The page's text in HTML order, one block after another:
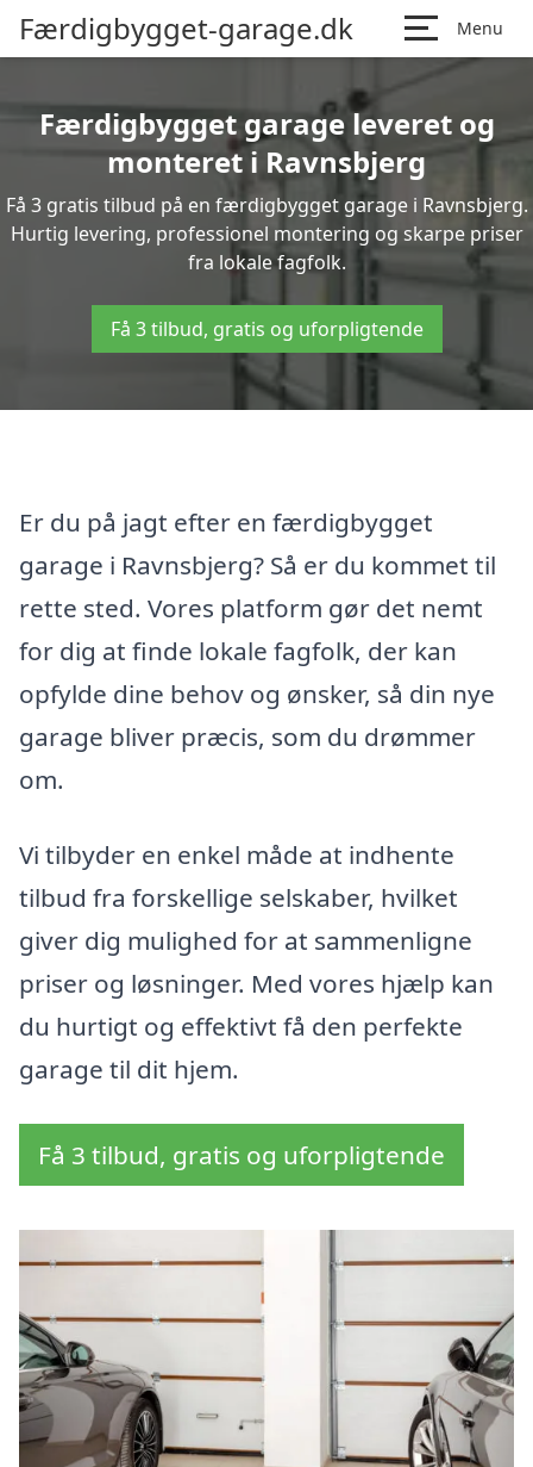
Færdigbygget-garage.dk Menu
Færdigbygget garage leveret og
monteret i Ravnsbjerg
Få 3 gratis tilbud på en færdigbygget garage i Ravnsbjerg.
Hurtig levering, professionel montering og skarpe priser
fra lokale fagfolk.
Få 3 tilbud, gratis og uforpligtende
Er du på jagt efter en færdigbygget
garage i Ravnsbjerg? Så er du kommet til
rette sted. Vores platform gør det nemt
for dig at finde lokale fagfolk, der kan
opfylde dine behov og ønsker, så din nye
garage bliver præcis, som du drømmer
om.
Vi tilbyder en enkel måde at indhente
tilbud fra forskellige selskaber, hvilket
giver dig mulighed for at sammenligne
priser og løsninger. Med vores hjælp kan
du hurtigt og effektivt få den perfekte
garage til dit hjem.
Få 3 tilbud, gratis og uforpligtende